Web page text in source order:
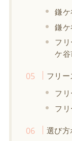
鎌
鎌
フ
ケ谷
フリ
フ
フ
選び方